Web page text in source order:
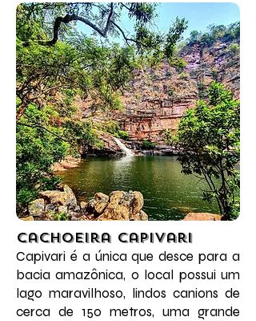
Cachoeira Capivari
Capivari é a única que desce para a
bacia amazônica, o local possui um
lago maravilhoso, lindos canions de
cerca de 150 metros, uma grande